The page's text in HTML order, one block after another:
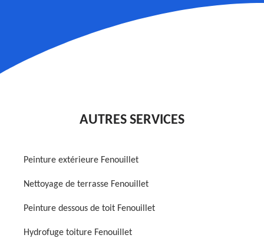
AUTRES SERVICES
Peinture extérieure Fenouillet
Nettoyage de terrasse Fenouillet
Peinture dessous de toit Fenouillet
Hydrofuge toiture Fenouillet